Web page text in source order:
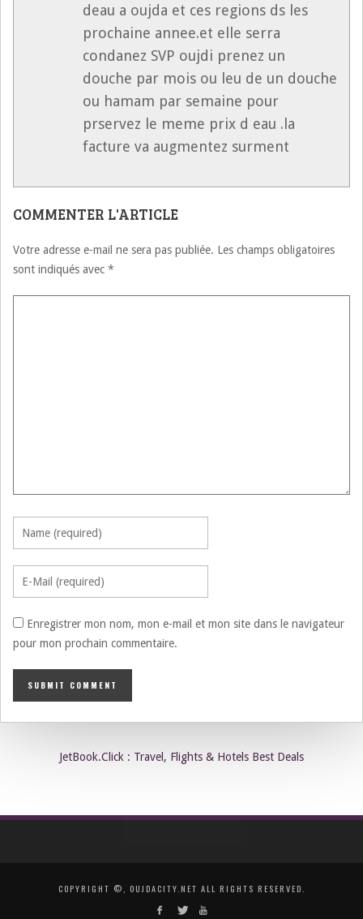
deau a oujda et ces regions ds les
prochaine annee.et elle serra
condanez SVP oujdi prenez un
douche par mois ou leu de un douche
ou hamam par semaine pour
prservez le meme prix d eau .la
facture va augmentez surment
COMMENTER L'ARTICLE
Votre adresse e-mail ne sera pas publiée. Les champs obligatoires
sont indiqués avec *
Enregistrer mon nom, mon e-mail et mon site dans le navigateur
pour mon prochain commentaire.
JetBook.Click : Travel, Flights & Hotels Best Deals
COPYRIGHT ©, OUJDACITY.NET ALL RIGHTS RESERVED.